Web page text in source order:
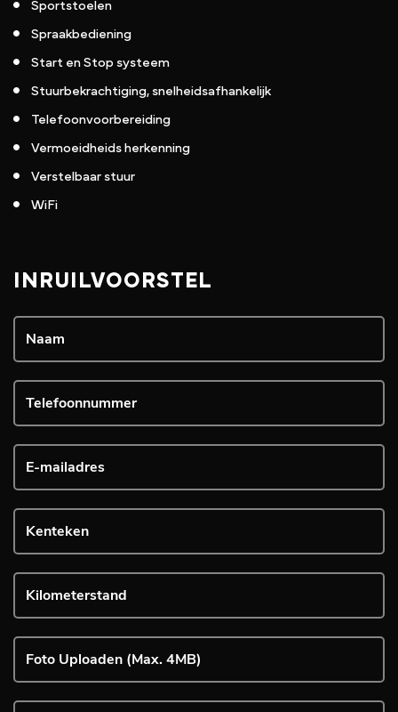
Sportstoelen
Spraakbediening
Start en Stop systeem
Stuurbekrachtiging, snelheidsafhankelijk
Telefoonvoorbereiding
Vermoeidheids herkenning
Verstelbaar stuur
WiFi
INRUILVOORSTEL
Foto Uploaden (Max. 4MB)